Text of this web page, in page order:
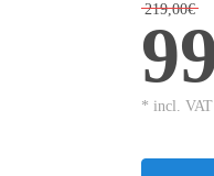
219,00€
* incl. VAT